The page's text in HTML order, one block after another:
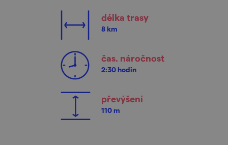
délka trasy
8 km
čas. náročnost
2:30 hodin
převýšení
110 m